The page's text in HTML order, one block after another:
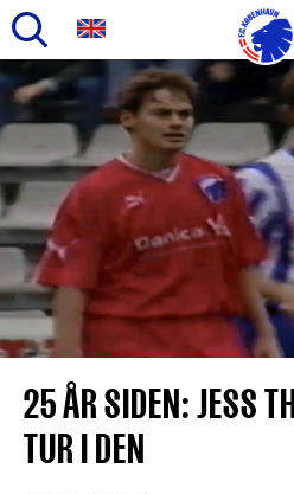
Gå
til
hovedindhold
Primær
navigation
25 ÅR SIDEN: JESS
TUR I DEN